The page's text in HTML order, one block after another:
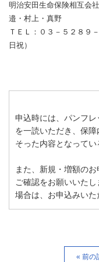
明治安田生命保険相互会
邉・村上・真野
ＴＥＬ：０３－５２８９
日祝）
申込時には、パンフ
を一読いただき、保
そった内容となって
また、新規・増額の
ご確認をお願いいた
場合は、お申込みいた
« 前の